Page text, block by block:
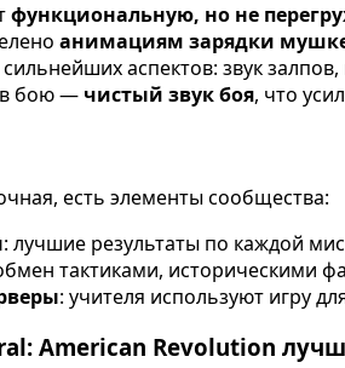
функциональную, но не
анимациям зарядки
аспектов: звук
в бою — чистый звук боя, что
есть элементы сообщества:
: лучшие результаты по каждой
тактиками, историческими
: учителя используют игру
American Revolution